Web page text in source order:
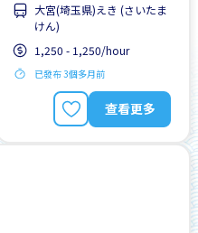
支付交通費
每日支付
無日本語要求
無經驗要求
大宮(埼玉県)えき (さいたま
けん)
1,250 - 1,250/hour
已發布 3個多月前
查看更多